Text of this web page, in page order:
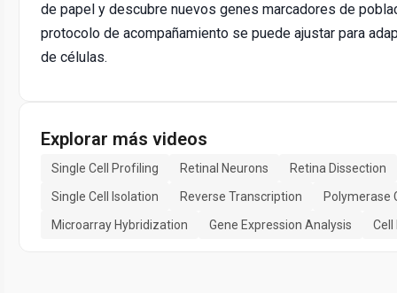
de papel y descubre nuevos genes marcadores de
protocolo de acompañamiento se puede ajustar para
de células.
Explorar más videos
Single Cell Profiling Retinal Neurons
Retina Dissection
Single Cell Isolation
Reverse Transcription
Polymerase
Microarray Hybridization
Gene Expression Analysis Cell